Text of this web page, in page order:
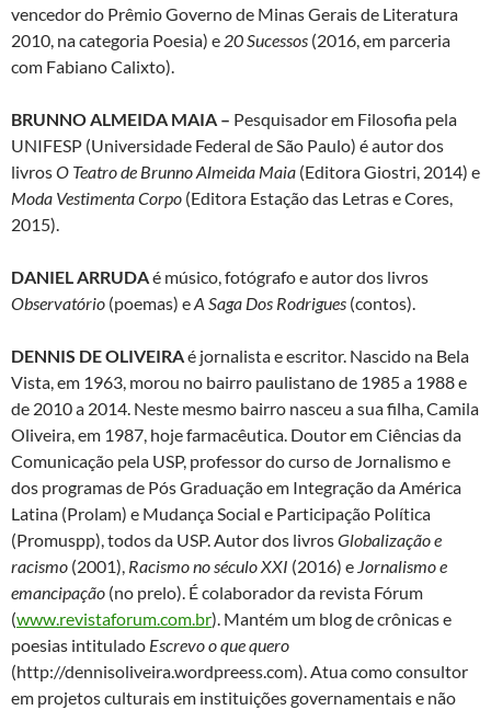
vencedor do Prêmio Governo de Minas Gerais de Literatura
2010, na categoria Poesia) e 20 Sucessos (2016, em parceria
com Fabiano Calixto).
BRUNNO ALMEIDA MAIA – Pesquisador em Filosofia pela
UNIFESP (Universidade Federal de São Paulo) é autor dos
livrosO Teatro de Brunno Almeida Maia (Editora Giostri, 2014) e
Moda Vestimenta Corpo (Editora Estação das Letras e Cores,
2015).
DANIEL ARRUDAé músico, fotógrafo e autor dos livros
Observatório (poemas) eA Saga Dos Rodrigues (contos).
DENNIS DE OLIVEIRAé jornalista e escritor. Nascido na Bela
Vista, em 1963, morou no bairro paulistano de 1985 a 1988 e
de 2010 a 2014. Neste mesmo bairro nasceu a sua filha, Camila
Oliveira, em 1987, hoje farmacêutica. Doutor em Ciências da
Comunicação pela USP, professor do curso de Jornalismo e
dos programas de Pós Graduação em Integração da América
Latina (Prolam) e Mudança Social e Participação Política
(Promuspp), todos da USP. Autor dos livrosGlobalização e
racismo (2001), Racismo no século XXI (2016) e Jornalismo e
emancipação (no prelo). É colaborador da revista Fórum
(www.revistaforum.com.br). Mantém um blog de crônicas e
poesias intitulado Escrevo o que quero
(http://dennisoliveira.wordpreess.com). Atua como consultor
em projetos culturais em instituições governamentais e não